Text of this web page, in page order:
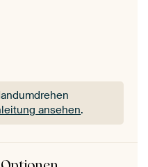
ansehen.
ansehen